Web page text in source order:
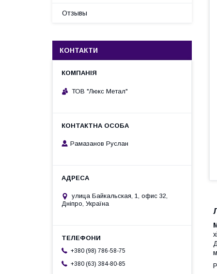
Отзывы
КОНТАКТИ
ТОВ "Люкс Метал"
Рамазанов Руслан
улица Байкальская, 1, офис 32,
Дніпро, Україна
+380 (98) 786-58-75
+380 (63) 384-80-85